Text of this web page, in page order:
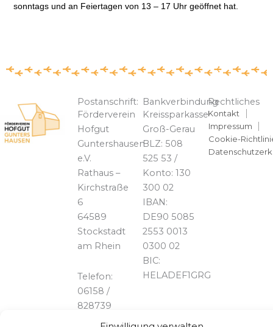
sonntags und an Feiertagen von 13 – 17 Uhr geöffnet hat.
Postanschrift:
Förderverein
Hofgut
Guntershausen
e.V.
Rathaus –
Kirchstraße
6
64589
Stockstadt
am Rhein
Telefon:
06158 /
828739
Bankverbindung
Kreissparkasse
Groß-Gerau
BLZ: 508
525 53 /
Konto: 130
300 02
IBAN:
DE90 5085
2553 0013
0300 02
BIC:
HELADEF1GRG
Rechtliches
Kontakt
Impressum
Cookie-